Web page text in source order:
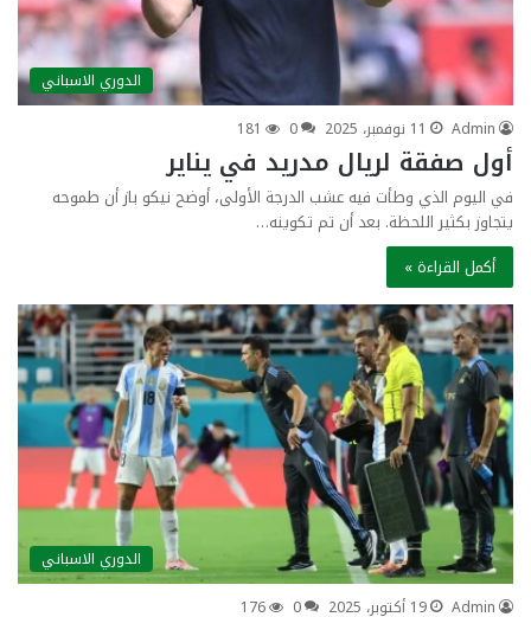
الدوري الاسباني
Admin
11 نوفمبر، 2025 0
181
أول صفقة لريال مدريد في يناير
في اليوم الذي وطأت فيه عشب الدرجة الأولى، أوضح نيكو باز أن طموحه
يتجاوز بكثير اللحظة. بعد أن تم تكوينه…
أكمل القراءة »
الدوري الاسباني
Admin
19 أكتوبر، 2025 0
176